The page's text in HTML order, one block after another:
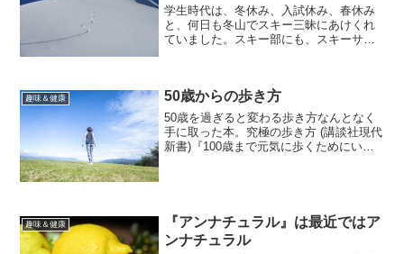
学生時代は、冬休み、入試休み、春休み
と、何日も冬山でスキー三昧にあけくれ
ていました。スキー部にも、スキーサー
えていったのです。しかし...
趣味＆健康 50歳からの歩き方
50歳を過ぎると変わる歩き方なんとなく
手に取った本。究極の歩き方 (講談社現代
新書)『100歳まで元気に歩くためにいま
趣味＆健康
『アンナチュラル』は最近ではア
ンナチュラル